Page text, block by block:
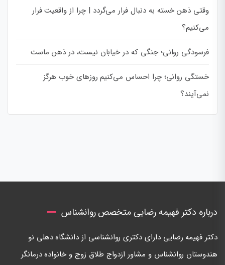
وقتی ذهن خسته به دنبال فرار می‌گردد | چرا از واقعیت فرار
می‌کنیم؟
فرسودگی روانی؛ جنگی که در خیابان نیست، در ذهن ماست
خستگی روانی؛ چرا احساس می‌کنیم روزهای خوب هرگز
نمی‌آیند؟
درباره دکتر فهیمه رضایی متخصص روانشناس
دكتر فهيمه رضايی دارای دكتری روانشناسی از دانشگاه دهلی نو
هندوستان روانشناس و مشاور ازدواج طلاق زوج و خانواده درمانگر